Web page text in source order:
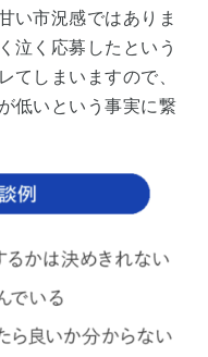
い市況感ではありま
泣く応募したという
てしまいますので、
低いという事実に繋